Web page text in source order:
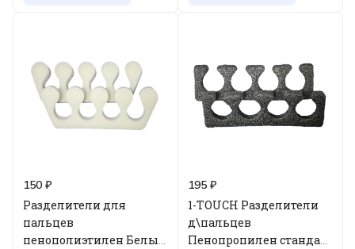
150 ₽
Разделители для
пальцев
пенополиэтилен Белые,
195 ₽
1-TOUCH Разделители
д\пальцев
Пенопропилен стандарт